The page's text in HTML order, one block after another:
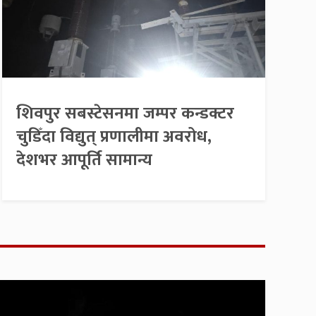
शिवपुर सबस्टेसनमा जम्पर कन्डक्टर
चुडिँदा विद्युत् प्रणालीमा अवरोध,
देशभर आपूर्ति सामान्य